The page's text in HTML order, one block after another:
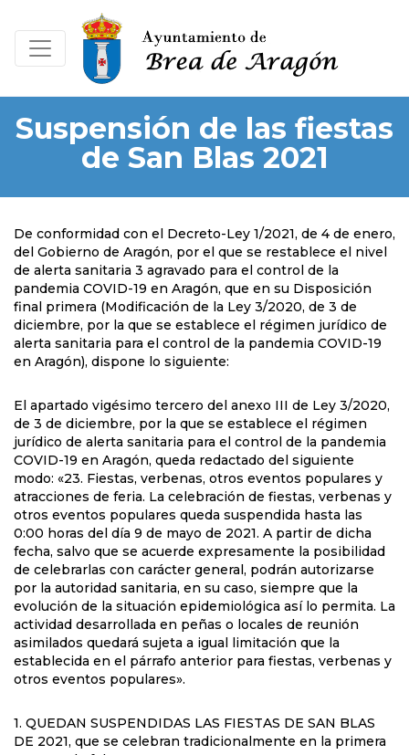
Suspensión de las fiestas
de San Blas 2021
De conformidad con el Decreto-Ley 1/2021, de 4 de enero,
del Gobierno de Aragón, por el que se restablece el nivel
de alerta sanitaria 3 agravado para el control de la
pandemia COVID-19 en Aragón, que en su Disposición
final primera (Modificación de la Ley 3/2020, de 3 de
diciembre, por la que se establece el régimen jurídico de
alerta sanitaria para el control de la pandemia COVID-19
en Aragón), dispone lo siguiente:
El apartado vigésimo tercero del anexo III de Ley 3/2020,
de 3 de diciembre, por la que se establece el régimen
jurídico de alerta sanitaria para el control de la pandemia
COVID-19 en Aragón, queda redactado del siguiente
modo: «23. Fiestas, verbenas, otros eventos populares y
atracciones de feria. La celebración de fiestas, verbenas y
otros eventos populares queda suspendida hasta las
0:00 horas del día 9 de mayo de 2021. A partir de dicha
fecha, salvo que se acuerde expresamente la posibilidad
de celebrarlas con carácter general, podrán autorizarse
por la autoridad sanitaria, en su caso, siempre que la
evolución de la situación epidemiológica así lo permita. La
actividad desarrollada en peñas o locales de reunión
asimilados quedará sujeta a igual limitación que la
establecida en el párrafo anterior para fiestas, verbenas y
otros eventos populares».
1. QUEDAN SUSPENDIDAS LAS FIESTAS DE SAN BLAS
DE 2021, que se celebran tradicionalmente en la primera